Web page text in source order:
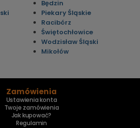
Będzin
Piekary Śląskie
Racibórz
Świętochłowice
Wodzisław Śląski
Mikołów
Zamówienia
Ustawienia konta
Twoje zamówienia
Jak kupować?
Regulamin